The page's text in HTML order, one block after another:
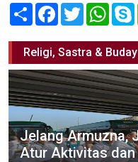
Share Facebook
Twitter
Religi, Sastra &
Jelang Armuzna,
Atur Aktivitas